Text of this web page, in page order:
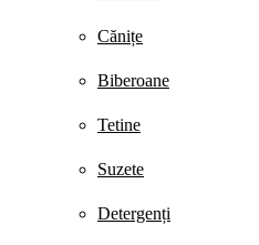
Cănițe
Biberoane
Tetine
Suzete
Detergenți